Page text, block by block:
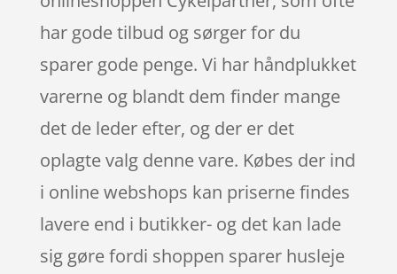
har gode tilbud og sørger for du
sparer gode penge. Vi har håndplukket
varerne og blandt dem finder mange
det de leder efter, og der er det
oplagte valg denne vare. Købes der ind
i online webshops kan priserne findes
lavere end i butikker- og det kan lade
sig gøre fordi shoppen sparer husleje